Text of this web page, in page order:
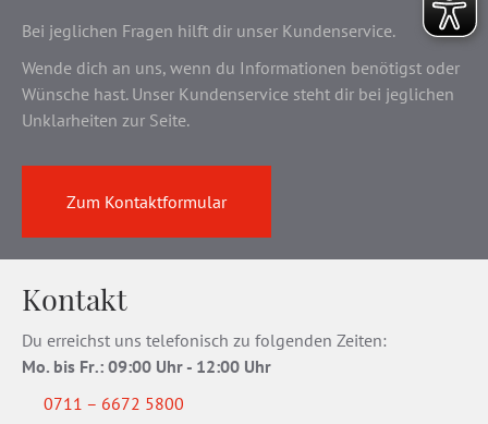
Bei jeglichen Fragen hilft dir unser Kundenservice.
Wende dich an uns, wenn du Informationen benötigst oder
Wünsche hast. Unser Kundenservice steht dir bei jeglichen
Unklarheiten zur Seite.
Zum Kontaktformular
Kontakt
Du erreichst uns telefonisch zu folgenden Zeiten:
Mo. bis Fr.: 09:00 Uhr - 12:00 Uhr
0711 – 6672 5800